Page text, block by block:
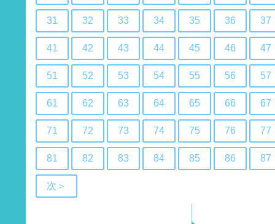
31 32 33 34 35 36 37
41 42 43 44 45 46 47
51 52 53 54 55 56 57
61 62 63 64 65 66 67
71 72 73 74 75 76 77
81 82 83 84 85 86 87
次＞